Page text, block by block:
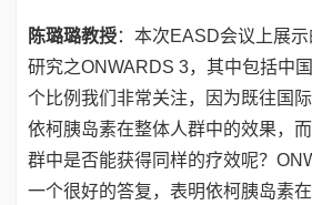
陈璐璐教授：本次EASD会议上展
研究之ONWARDS 3，其中包括中
个比例我们非常关注，因为既往国
依柯胰岛素在整体人群中的效果，
群中是否能获得同样的疗效呢？
一个很好的答复，表明依柯胰岛素